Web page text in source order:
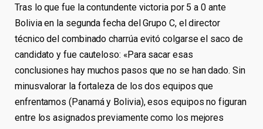
Tras lo que fue la contundente victoria por 5 a 0 ante
Bolivia en la segunda fecha del Grupo C, el director
técnico del combinado charrúa evitó colgarse el saco de
candidato y fue cauteloso: «Para sacar esas
conclusiones hay muchos pasos que no se han dado. Sin
minusvalorar la fortaleza de los dos equipos que
enfrentamos (Panamá y Bolivia), esos equipos no figuran
entre los asignados previamente como los mejores